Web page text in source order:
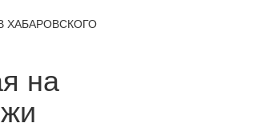
ХАБАРОВСКОГО
на